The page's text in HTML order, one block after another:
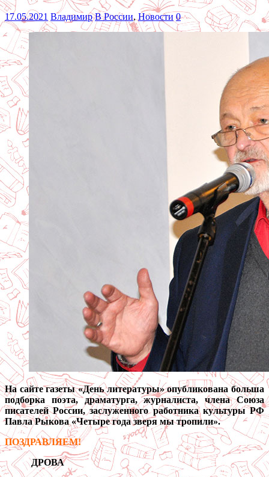
17.05.2021 Владимир В России, Новости 0
На сайте газеты «День литературы» опубликована больша
подборка поэта, драматурга, журналиста, члена Союза
писателей России, заслуженного работника культуры РФ
Павла Рыкова «Четыре года зверя мы тропили».
ПОЗДРАВЛЯЕМ!
ДРОВА